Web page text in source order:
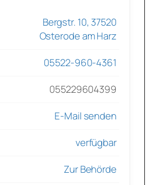
Bergstr. 10, 37520
Osterode am Harz
05522-960-4361
055229604399
E-Mail senden
verfügbar
Zur Behörde